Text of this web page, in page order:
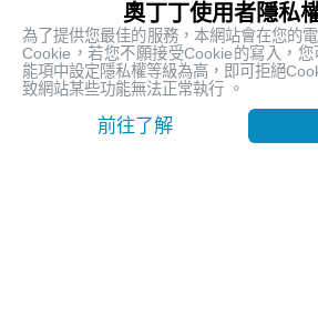
使用條款
隱私權政策
奧丁丁使用者隱私
為了提供您最佳的服務，本網站會在您的
Cookie，若您不願接受Cookie的寫入，
能項中設定隱私權等級為高，即可拒絕
致網站某些功能無法正常執行 。
前往了解